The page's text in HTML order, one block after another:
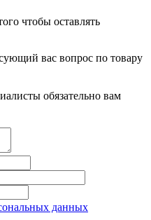
чтобы оставлять
вас вопрос по товару
обязательно вам
данных